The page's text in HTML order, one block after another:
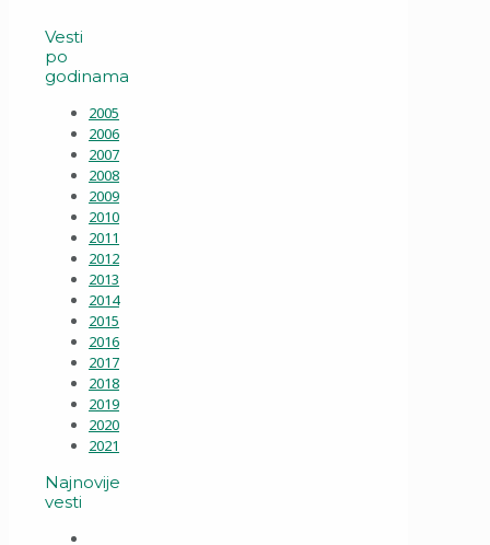
Vesti
po
godinama
2005
2006
2007
2008
2009
2010
2011
2012
2013
2014
2015
2016
2017
2018
2019
2020
2021
Najnovije
vesti